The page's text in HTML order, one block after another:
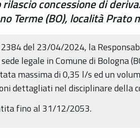
concessione di
Terme (BO), località
del 23/04/2024, la
legale in Comune di Bologna
massima di 0,35 l/s ed un
dettagliati nel disciplinare della
fino al 31/12/2053.